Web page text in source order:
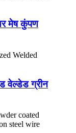
मेष कुंपण
वेल्डेड ग्रीन